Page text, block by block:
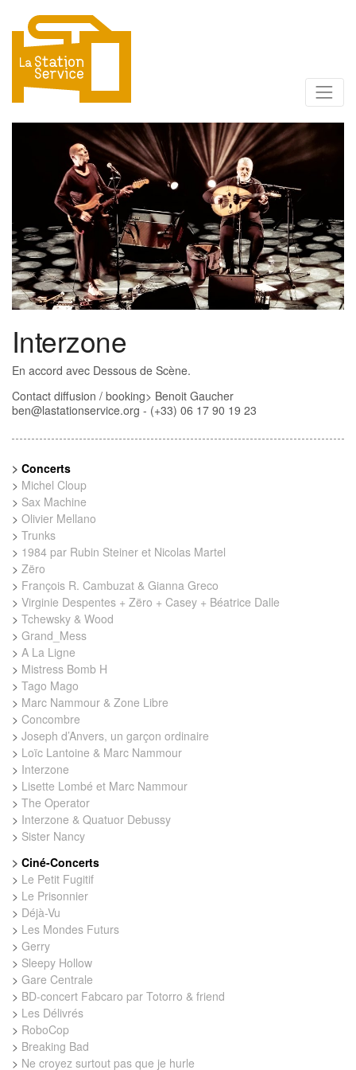
Interzone
En accord avec Dessous de Scène.
Contact diffusion / booking> Benoit Gaucher
ben@lastationservice.org - (+33) 06 17 90 19 23‬
> Concerts
> Michel Cloup
> Sax Machine
> Olivier Mellano
> Trunks
> 1984 par Rubin Steiner et Nicolas Martel
> Zëro
> François R. Cambuzat & Gianna Greco
> Virginie Despentes + Zëro + Casey + Béatrice Dalle
> Tchewsky & Wood
> Grand_Mess
> A La Ligne
> Mistress Bomb H
> Tago Mago
> Marc Nammour & Zone Libre
> Concombre
> Joseph d’Anvers, un garçon ordinaire
> Loïc Lantoine & Marc Nammour
> Interzone
> Lisette Lombé et Marc Nammour
> The Operator
> Interzone & Quatuor Debussy
> Sister Nancy
> Ciné-Concerts
> Le Petit Fugitif
> Le Prisonnier
> Déjà-Vu
> Les Mondes Futurs
> Gerry
> Sleepy Hollow
> Gare Centrale
> BD-concert Fabcaro par Totorro & friend
> Les Délivrés
> RoboCop
> Breaking Bad
> Ne croyez surtout pas que je hurle